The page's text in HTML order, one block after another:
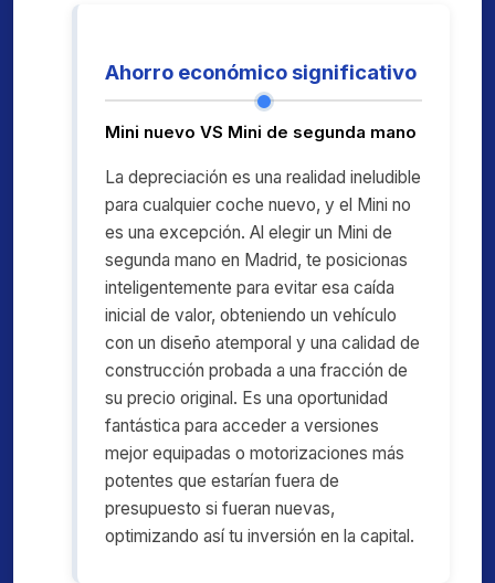
Ahorro económico significativo
Mini nuevo VS Mini de segunda mano
La depreciación es una realidad ineludible
para cualquier coche nuevo, y el Mini no
es una excepción. Al elegir un Mini de
segunda mano en Madrid, te posicionas
inteligentemente para evitar esa caída
inicial de valor, obteniendo un vehículo
con un diseño atemporal y una calidad de
construcción probada a una fracción de
su precio original. Es una oportunidad
fantástica para acceder a versiones
mejor equipadas o motorizaciones más
potentes que estarían fuera de
presupuesto si fueran nuevas,
optimizando así tu inversión en la capital.